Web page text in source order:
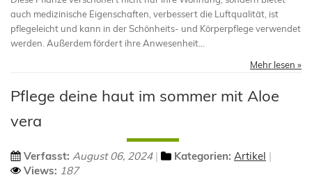
auch medizinische Eigenschaften, verbessert die Luftqualität, ist
pflegeleicht und kann in der Schönheits- und Körperpflege verwendet
werden. Außerdem fördert ihre Anwesenheit...
Mehr lesen »
Pflege deine haut im sommer mit Aloe
vera
Verfasst: August 06, 2024 Kategorien: Artikel
Views: 187